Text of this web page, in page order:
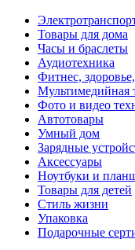
Товары для дома
Часы и браслеты
Аудиотехника
Фитнес,
Мультимедийная
Фото и видео
Автотовары
Умный дом
Зарядные
Аксессуары
Ноутбуки и
Товары для детей
Стиль жизни
Упаковка
Подарочные